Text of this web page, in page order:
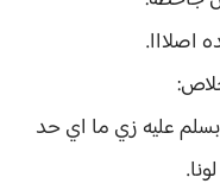
اصلااا.
بسلم عليه زي ما اي حد